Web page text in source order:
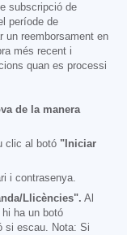
subscripció de
període de
un reemborsament en
més recent i
quan es processi
de la manera
clic al botó "Iniciar
i contrasenya.
Llicències". Al
ha un botó
si escau. Nota: Si